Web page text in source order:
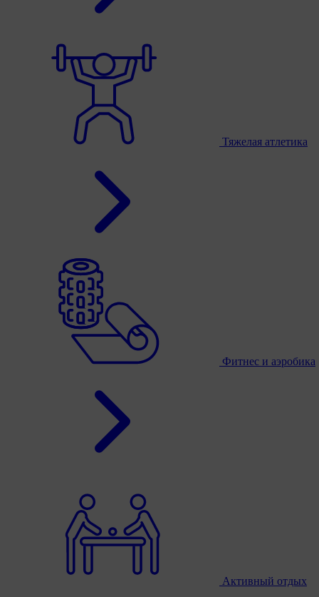
Тяжелая атлетика
Фитнес и аэробика
Активный отдых